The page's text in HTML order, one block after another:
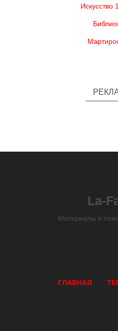
Искусство
La-
Материалы в
ГЛАВНАЯ